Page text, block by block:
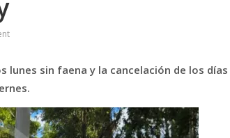
lunes sin faena y la cancelación de los días